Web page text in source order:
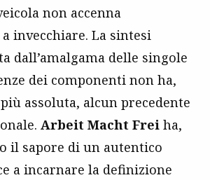
non accenna
invecchiare. La sintesi
dall’amalgama delle singole
dei componenti non ha,
assoluta, alcun precedente
Arbeit Macht Frei ha,
il sapore di un autentico
a incarnare la definizione